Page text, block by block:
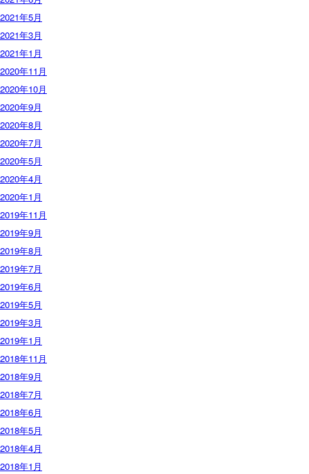
2021年5月
2021年3月
2021年1月
2020年11月
2020年10月
2020年9月
2020年8月
2020年7月
2020年5月
2020年4月
2020年1月
2019年11月
2019年9月
2019年8月
2019年7月
2019年6月
2019年5月
2019年3月
2019年1月
2018年11月
2018年9月
2018年7月
2018年6月
2018年5月
2018年4月
2018年1月